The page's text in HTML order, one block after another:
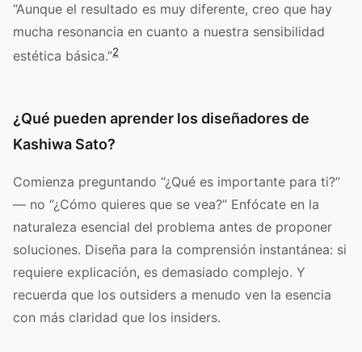
“Aunque el resultado es muy diferente, creo que hay
mucha resonancia en cuanto a nuestra sensibilidad
estética básica.”2
¿Qué pueden aprender los diseñadores de
Kashiwa Sato?
Comienza preguntando “¿Qué es importante para ti?”
— no “¿Cómo quieres que se vea?” Enfócate en la
naturaleza esencial del problema antes de proponer
soluciones. Diseña para la comprensión instantánea: si
requiere explicación, es demasiado complejo. Y
recuerda que los outsiders a menudo ven la esencia
con más claridad que los insiders.